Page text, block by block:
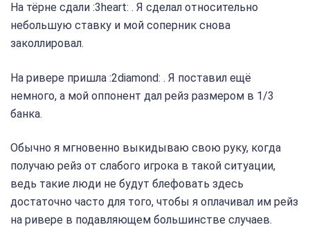
На тёрне сдали :3heart: . Я сделал относительно
небольшую ставку и мой соперник снова
заколлировал.
На ривере пришла :2diamond: . Я поставил ещё
немного, а мой оппонент дал рейз размером в 1/3
банка.
Обычно я мгновенно выкидываю свою руку, когда
получаю рейз от слабого игрока в такой ситуации,
ведь такие люди не будут блефовать здесь
достаточно часто для того, чтобы я оплачивал им рейз
на ривере в подавляющем большинстве случаев.